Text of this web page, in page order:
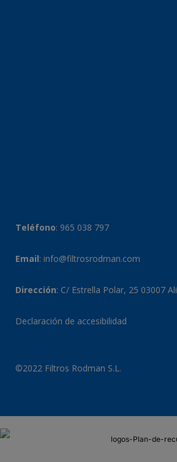
Teléfono: 965 038 797
Email: info@filtrosrodman.com
Dirección: C/ Estrella Polar, 25 03007
Declaración de accesibilidad
©2022 Filtros Rodman S.L.